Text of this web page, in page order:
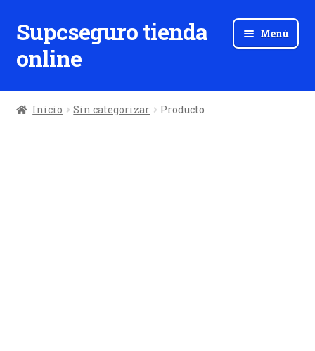
Ir
a
la
Ir
al
contenido
Supcseguro tienda
online
Menú
Inicio Sin categorizar Producto